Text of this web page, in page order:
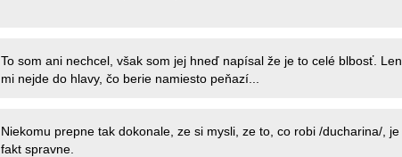
To som ani nechcel, však som jej hneď napísal že je to celé blbosť. Len
mi nejde do hlavy, čo berie namiesto peňazí...
Niekomu prepne tak dokonale, ze si mysli, ze to, co robi /ducharina/, je
fakt spravne.